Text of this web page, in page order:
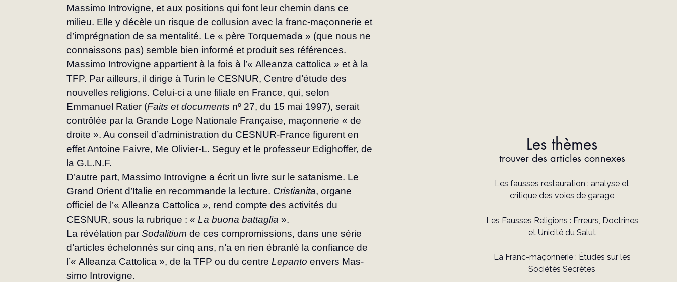
Massimo Introvigne, et aux positions qui font leur chemin dans ce
milieu. Elle y décèle un risque de collusion avec la franc-maçonnerie et
d’imprégnation de sa menta­lité. Le « père Torquemada » (que nous ne
connaissons pas) semble bien informé et produit ses références.
Massimo Introvigne appartient à la fois à l’« Alleanza cattolica » et à la
TFP. Par ailleurs, il dirige à Turin le CESNUR, Centre d’étude des
nouvelles religions. Celui-ci a une filiale en France, qui, selon
Emmanuel Ratier (Faits et documents nº 27, du 15 mai 1997), serait
contrôlée par la Grande Loge Nationale Française, maçonnerie « de
droite ». Au conseil d’administration du CESNUR-France fi­gurent en
effet Antoine Faivre, Me Olivier-L. Seguy et le professeur Edighoffer, de
la G.L.N.F.
D’autre part, Massimo Introvigne a écrit un livre sur le satanisme. Le
Grand Orient d’Italie en recommande la lecture. Cristianita, organe
officiel de l’« Alleanza Cattolica », rend compte des activités du
CESNUR, sous la rubrique : « La buona battaglia ».
La révélation par Sodalitium de ces compromissions, dans une série
d’articles échelonnés sur cinq ans, n’a en rien ébranlé la confiance de
l’« Alleanza Cattolica », de la TFP ou du centre Lepanto envers Mas­
simo Introvigne.
Les thèmes
trouver des articles connexes
Les fausses restauration : analyse et
critique des voies de garage
Les Fausses Religions : Erreurs, Doctrines
et Unicité du Salut
La Franc-maçonnerie : Études sur les
Sociétés Secrètes